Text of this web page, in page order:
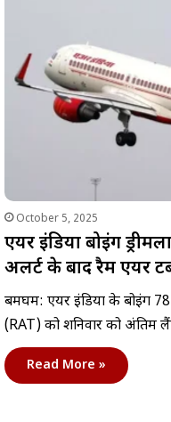
October 5, 2025
एयर इंडिया बोइंग
अलर्ट के बाद रैम एयर
बर्मिंघम: एयर इंडिया के बोइंग
(RAT) को शनिवार को
Read More »